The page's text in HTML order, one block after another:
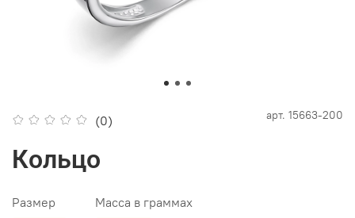
(0) арт. 15663-200
Кольцо
Размер Масса в граммах